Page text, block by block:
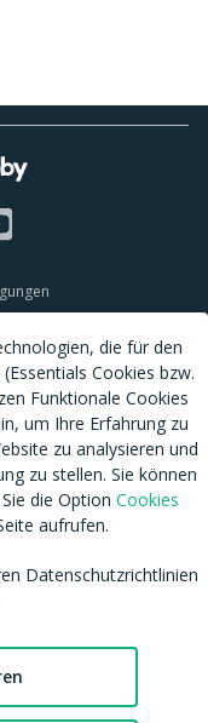
Empfehlungssystem
Aylo Social Ltd |
die für den
Cookies bzw.
Funktionale Cookies
um Ihre Erfahrung zu
zu analysieren und
zu stellen. Sie können
die Option Cookies
aufrufen.
Datenschutzrichtlinien